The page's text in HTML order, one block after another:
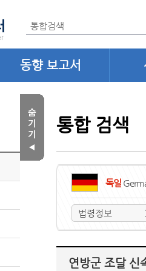
동향 보고서
통합 검색
독일
법령정보
연방군 조달